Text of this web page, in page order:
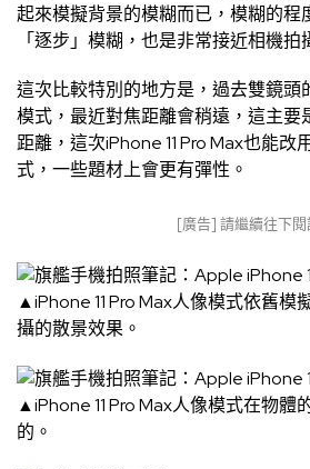
起來模擬背景的模糊而已，模糊的程
「逐步」模糊，也是非常接近相機拍
這次比較特別的地方是，過去雙鏡頭
模式，最近對焦距離會稍遠，這主要
距離，這次iPhone 11 Pro Max也能改
式，一些題材上會更有彈性。
[廣告] 請繼續往下閱
▲iPhone 11 Pro Max人像模式依舊模
攝的散景效果。
▲iPhone 11 Pro Max人像模式在物體
的。